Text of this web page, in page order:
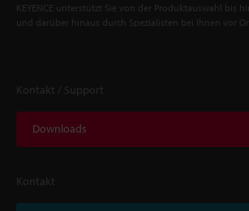
KEYENCE unterstützt Sie von der Produktauswahl bis
und darüber hinaus durch Spezialisten bei Ihnen vor
Kontakt / Support
Downloads
Kontakt